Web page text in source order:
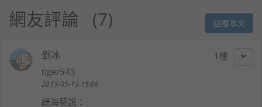
網友評論 7 回覆本文
1
剉冰
tiger543
2013-05-13 15:06
綠海葵說：